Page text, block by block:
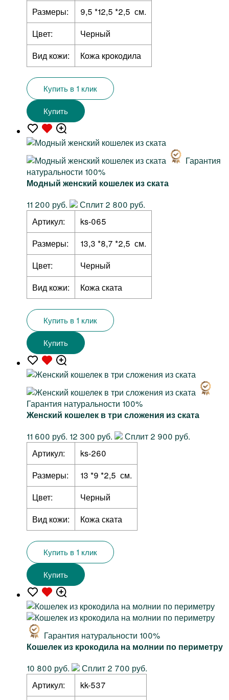
Размеры:
9,5 *12,5 *2,5 см.
Цвет:
Черный
Вид кожи:
Кожа крокодила
Купить в 1 клик
Купить
Гарантия
натуральности 100%
Модный женский кошелек из ската
11 200 руб.
Сплит 2 800 руб.
Артикул:
ks-065
Размеры:
13,3 *8,7 *2,5 см.
Цвет:
Черный
Вид кожи:
Кожа ската
Купить в 1 клик
Купить
Гарантия натуральности 100%
Женский кошелек в три сложения из ската
11 600 руб. 12 300 руб.
Сплит 2 900 руб.
Артикул:
ks-260
Размеры:
13 *9 *2,5 см.
Цвет:
Черный
Вид кожи:
Кожа ската
Купить в 1 клик
Купить
Гарантия натуральности 100%
Кошелек из крокодила на молнии по периметру
10 800 руб.
Сплит 2 700 руб.
Артикул:
kk-537